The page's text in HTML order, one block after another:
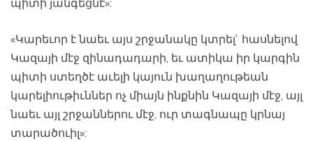
պիտի յանգեցնէ»:
«Կարեւոր է նաեւ այս շրջանակը կտրել` հասնելով
Կազայի մէջ զինադադարի, եւ ատիկա իր կարգին
պիտի ստեղծէ աւելի կայուն խաղաղութեան
կարելիութիւններ ոչ միայն ինքնին Կազայի մէջ, այլ
նաեւ այլ շրջաններու մէջ, ուր տագնապը կրնայ
տարածուիլ»: